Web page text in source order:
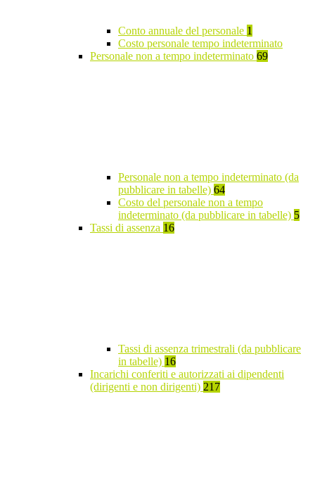
Conto annuale del personale 1
Costo personale tempo indeterminato
Personale non a tempo indeterminato 69
Personale non a tempo indeterminato (da
pubblicare in tabelle) 64
Costo del personale non a tempo
indeterminato (da pubblicare in tabelle) 5
Tassi di assenza 16
Tassi di assenza trimestrali (da pubblicare
in tabelle) 16
Incarichi conferiti e autorizzati ai dipendenti
(dirigenti e non dirigenti) 217